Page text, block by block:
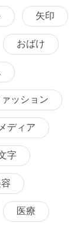
矢印
おばけ
ァッション
メディア
字
医療